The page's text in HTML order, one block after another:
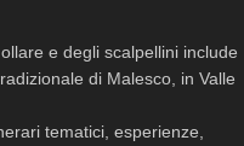
e degli scalpellini include
di Malesco, in Valle
tematici, esperienze,